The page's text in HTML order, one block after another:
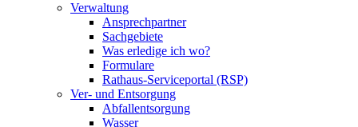
Verwaltung
Ansprechpartner
Sachgebiete
Was erledige ich wo?
Formulare
Rathaus-Serviceportal (RSP)
Ver- und Entsorgung
Abfallentsorgung
Wasser